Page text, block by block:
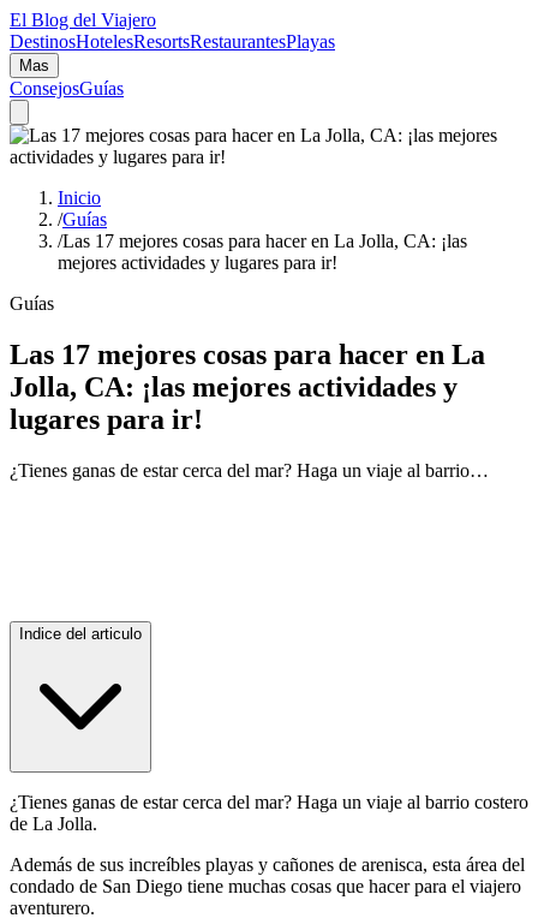
El Blog del Viajero
DestinosHotelesResortsRestaurantesPlayas
Mas
ConsejosGuías
Inicio
/Guías
/Las 17 mejores cosas para hacer en La Jolla, CA: ¡las
mejores actividades y lugares para ir!
Guías
Las 17 mejores cosas para hacer en La
Jolla, CA: ¡las mejores actividades y
lugares para ir!
¿Tienes ganas de estar cerca del mar? Haga un viaje al barrio…
Indice del articulo
¿Tienes ganas de estar cerca del mar? Haga un viaje al barrio costero
de La Jolla.
Además de sus increíbles playas y cañones de arenisca, esta área del
condado de San Diego tiene muchas cosas que hacer para el viajero
aventurero.